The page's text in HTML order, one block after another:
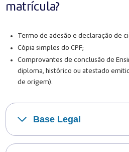
matrícula?
Termo de adesão e declaração de
Cópia simples do CPF;
Comprovantes de conclusão de
diploma, histórico ou atestado
de origem).
Base Legal